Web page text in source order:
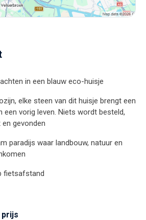
in een blauw eco-huisje
elke steen van dit huisje brengt een
een vorig leven. Niets wordt besteld,
gevonden
paradijs waar landbouw, natuur en
fietsafstand
prijs